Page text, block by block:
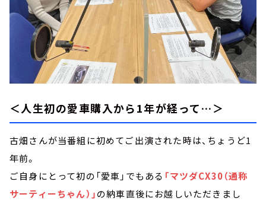
＜人生初の愛車購入から1年が経って…＞
古畑さんが当番組に初めてご出演された時は、ちょうど1
年前。
ご自身にとって初の「愛車」でもある 「マツダCX30（通称
サーティーちゃん）」の納車直後にお越しいただきまし